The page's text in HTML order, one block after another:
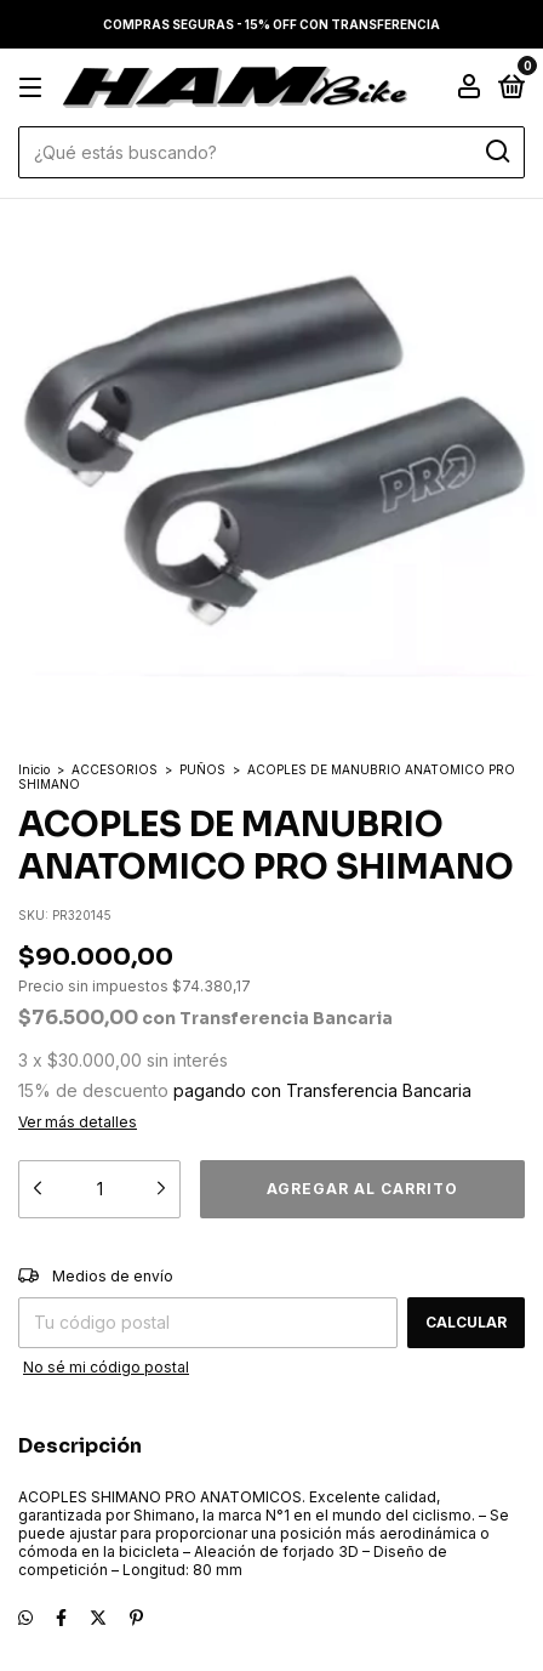
COMPRAS SEGURAS - 15% OFF CON TRANSFERENCIA
0
Inicio > ACCESORIOS > PUÑOS > ACOPLES DE MANUBRIO ANATOMICO PRO
SHIMANO
ACOPLES DE MANUBRIO
ANATOMICO PRO SHIMANO
SKU: PR320145
$90.000,00
Precio sin impuestos $74.380,17
$76.500,00 con Transferencia Bancaria
3 x $30.000,00 sin interés
15% de descuento pagando con Transferencia Bancaria
Ver más detalles
Entregas para el CP:
Medios de envío
CALCULAR
No sé mi código postal
Descripción
ACOPLES SHIMANO PRO ANATOMICOS. Excelente calidad,
garantizada por Shimano, la marca N°1 en el mundo del ciclismo. – Se
puede ajustar para proporcionar una posición más aerodinámica o
cómoda en la bicicleta – Aleación de forjado 3D – Diseño de
competición – Longitud: 80 mm